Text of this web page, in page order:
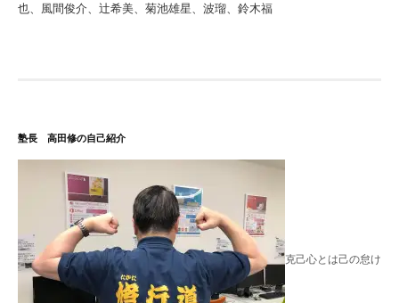
也、風間俊介、辻希美、菊池雄星、波瑠、鈴木福
塾長 高田修の自己紹介
克己心とは己の怠け